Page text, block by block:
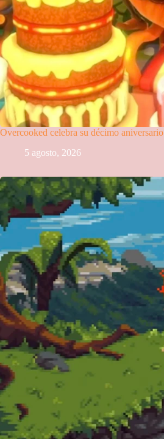
Overcooked celebra su décimo aniversario
5 agosto, 2026